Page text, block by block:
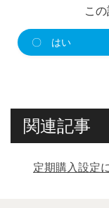
こ
〇 はい
関連記事
定期購入設定